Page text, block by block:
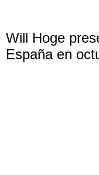
Will Hoge
España en